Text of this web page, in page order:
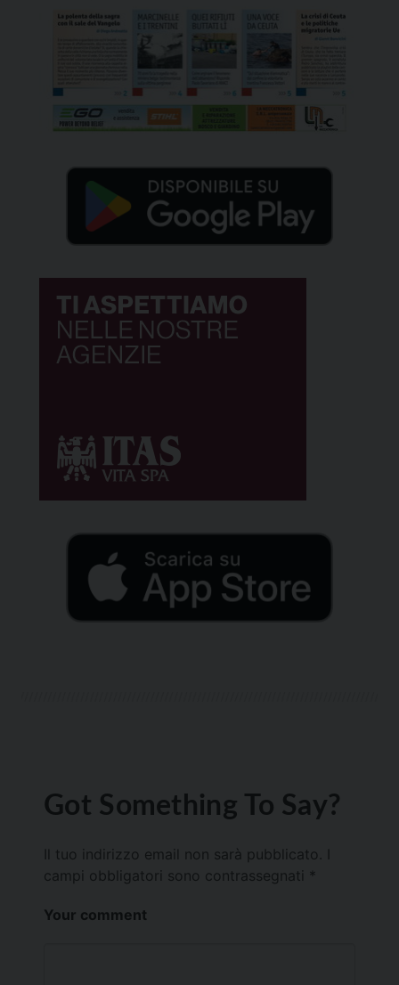
Got Something To Say?
Il tuo indirizzo email non sarà pubblicato.
campi obbligatori sono contrassegnati *
Your comment